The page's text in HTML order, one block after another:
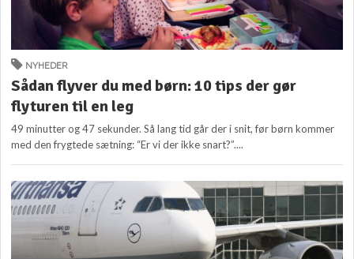
NYHEDER
Sådan flyver du med børn: 10 tips der gør
flyturen til en leg
49 minutter og 47 sekunder. Så lang tid går der i snit, før børn kommer
med den frygtede sætning: “Er vi der ikke snart?”....